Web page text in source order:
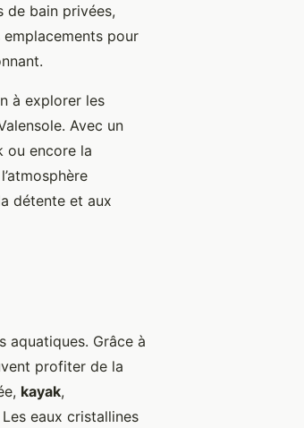
de bain privées,
pour
à explorer les
Avec un
ou encore la
détente et aux
aquatiques. Grâce à
profiter de la
kayak,
eaux cristallines